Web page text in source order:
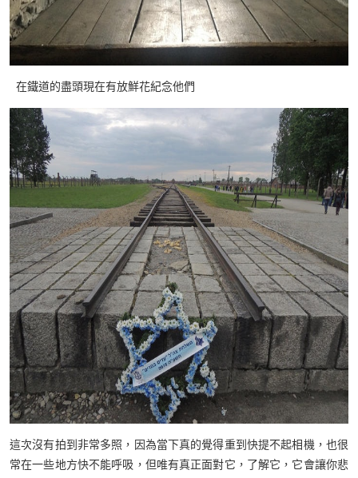
在鐵道的盡頭現在有放鮮花紀念他們
這次沒有拍到非常多照，因為當下真的覺得重到快提不起相機，也很
常在一些地方快不能呼吸，但唯有真正面對它，了解它，它會讓你悲